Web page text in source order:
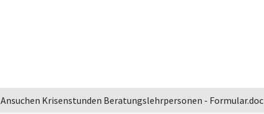
Ansuchen Krisenstunden Beratungslehrpersonen - Formular.doc